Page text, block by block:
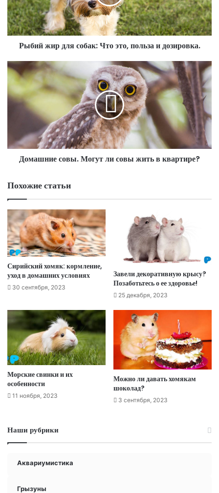
Рыбий жир для собак: Что это, польза и дозировка.
Домашние совы. Могут ли совы жить в квартире?
Похожие статьи
Сирийский хомяк: кормление,
уход в домашних условиях
30 сентября, 2023
Завели декоративную крысу?
Позаботьтесь о ее здоровье!
25 декабря, 2023
Морские свинки и их
особенности
11 ноября, 2023
Можно ли давать хомякам
шоколад?
3 сентября, 2023
Наши рубрики
Аквариумистика
Грызуны